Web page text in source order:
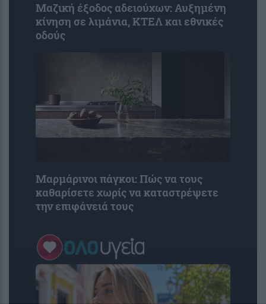
Μαζική έξοδος αδειούχων: Αυξημένη
κίνηση σε λιμάνια, ΚΤΕΛ και εθνικές
οδούς
Μαρμάρινοι πάγκοι: Πώς να τους
καθαρίσετε χωρίς να καταστρέψετε
την επιφάνειά τους